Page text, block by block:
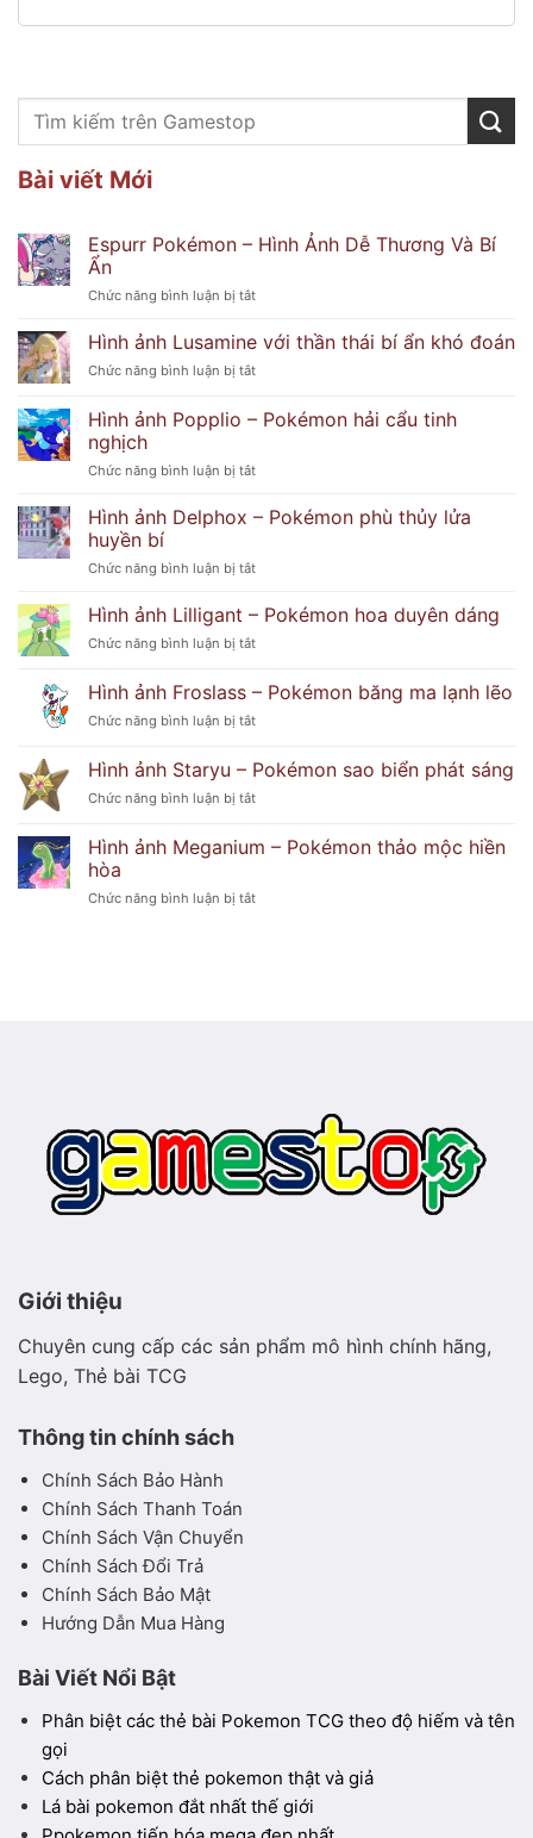
Bài viết Mới
Espurr Pokémon – Hình Ảnh Dễ Thương Và Bí
Ẩn
Chức năng bình luận bị tắtở
Pokémon
Hình
Dễ
Bí
Hình ảnh Lusamine với thần thái bí ẩn khó đoán
Chức năng bình luận bị tắtở
ảnh
Lusamine
thần
đoán
Hình ảnh Popplio – Pokémon hải cẩu tinh
nghịch
Chức năng bình luận bị tắtở
ảnh
Popplio
Pokémon
cẩu
nghịch
Hình ảnh Delphox – Pokémon phù thủy lửa
huyền bí
Chức năng bình luận bị tắtở
ảnh
Delphox
–
phù
lửa
bí
Hình ảnh Lilligant – Pokémon hoa duyên dáng
Chức năng bình luận bị tắtở
ảnh
Lilligant
–
hoa
dáng
Hình ảnh Froslass – Pokémon băng ma lạnh lẽo
Chức năng bình luận bị tắtở
ảnh
Froslass
–
băng
lẽo
Hình ảnh Staryu – Pokémon sao biển phát sáng
Chức năng bình luận bị tắtở
Staryu
Pokémon
Hình ảnh Meganium – Pokémon thảo mộc hiền
hòa
Chức năng bình luận bị tắtở
Giới thiệu
Chuyên cung cấp các sản phẩm mô hình chính hãng,
Lego, Thẻ bài TCG
Thông tin chính sách
Chính Sách Bảo Hành
Chính Sách Thanh Toán
Chính Sách Vận Chuyển
Chính Sách Đổi Trả
Chính Sách Bảo Mật
Hướng Dẫn Mua Hàng
Bài Viết Nổi Bật
Phân biệt các thẻ bài Pokemon TCG theo độ hiếm và tên
gọi
Cách phân biệt thẻ pokemon thật và giả
Lá bài pokemon đắt nhất thế giới